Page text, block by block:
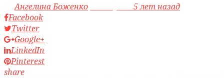
byАнгелина Боженко
5 лет назад
Facebook
Twitter
Google+
LinkedIn
Pinterest
share